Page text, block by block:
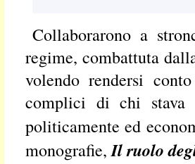
Collaborarono a
regime, combattuta
volendo rendersi
complici di chi stava
politicamente ed
monografie,Il ruolo